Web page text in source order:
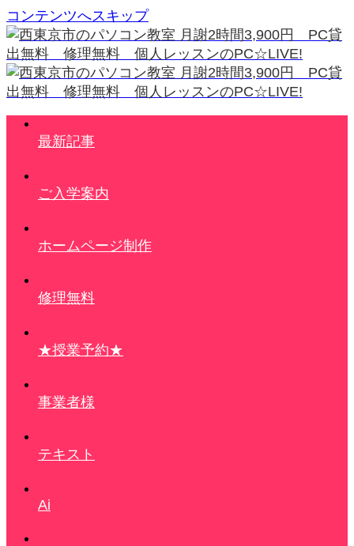
コンテンツへスキップ
最新記事
ご入学案内
ホームページ制作
修理無料
★授業予約★
事業者様
テキスト
Ai